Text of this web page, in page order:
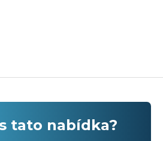
tato nabídka?